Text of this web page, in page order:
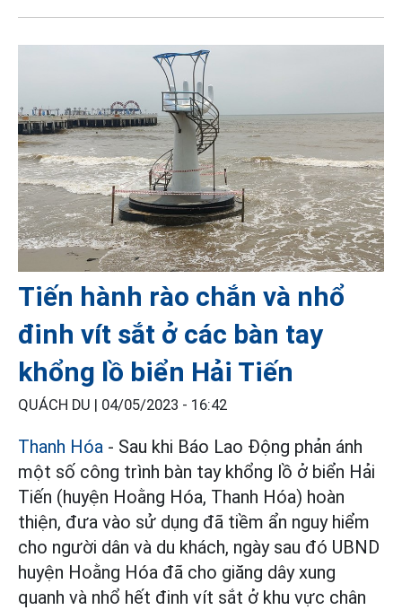
Tiến hành rào chắn và nhổ
đinh vít sắt ở các bàn tay
khổng lồ biển Hải Tiến
QUÁCH DU | 04/05/2023 - 16:42
Thanh Hóa - Sau khi Báo Lao Động phản ánh
một số công trình bàn tay khổng lồ ở biển Hải
Tiến (huyện Hoằng Hóa, Thanh Hóa) hoàn
thiện, đưa vào sử dụng đã tiềm ẩn nguy hiểm
cho người dân và du khách, ngày sau đó UBND
huyện Hoằng Hóa đã cho giăng dây xung
quanh và nhổ hết đinh vít sắt ở khu vực chân